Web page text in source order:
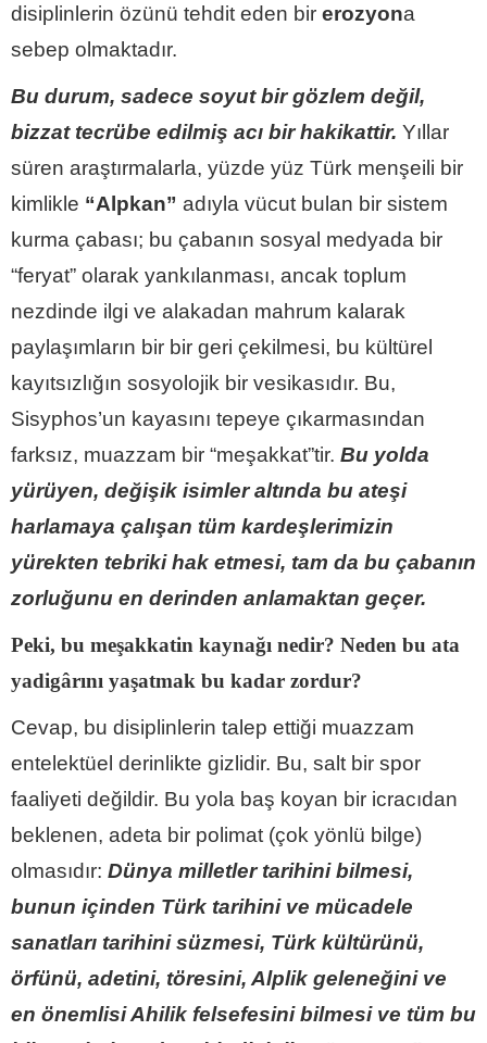
disiplinlerin özünü tehdit eden bir erozyona
sebep olmaktadır.
Bu durum, sadece soyut bir gözlem değil,
bizzat tecrübe edilmiş acı bir hakikattir. Yıllar
süren araştırmalarla, yüzde yüz Türk menşeili bir
kimlikle “Alpkan” adıyla vücut bulan bir sistem
kurma çabası; bu çabanın sosyal medyada bir
“feryat” olarak yankılanması, ancak toplum
nezdinde ilgi ve alakadan mahrum kalarak
paylaşımların bir bir geri çekilmesi, bu kültürel
kayıtsızlığın sosyolojik bir vesikasıdır. Bu,
Sisyphos’un kayasını tepeye çıkarmasından
farksız, muazzam bir “meşakkat”tir. Bu yolda
yürüyen, değişik isimler altında bu ateşi
harlamaya çalışan tüm kardeşlerimizin
yürekten tebriki hak etmesi, tam da bu çabanın
zorluğunu en derinden anlamaktan geçer.
Peki, bu meşakkatin kaynağı nedir? Neden bu ata
yadigârını yaşatmak bu kadar zordur?
Cevap, bu disiplinlerin talep ettiği muazzam
entelektüel derinlikte gizlidir. Bu, salt bir spor
faaliyeti değildir. Bu yola baş koyan bir icracıdan
beklenen, adeta bir polimat (çok yönlü bilge)
olmasıdır: Dünya milletler tarihini bilmesi,
bunun içinden Türk tarihini ve mücadele
sanatları tarihini süzmesi, Türk kültürünü,
örfünü, adetini, töresini, Alplik geleneğini ve
en önemlisi Ahilik felsefesini bilmesi ve tüm bu